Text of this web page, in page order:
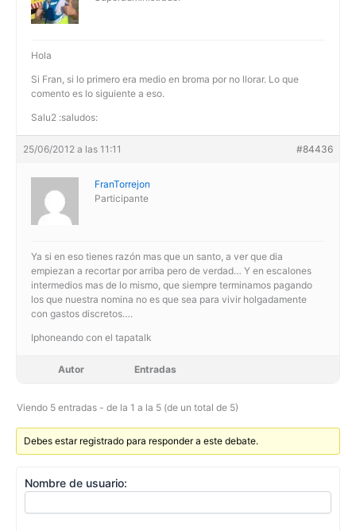
Hola
Si Fran, si lo primero era medio en broma por no llorar. Lo que
comento es lo siguiente a eso.
Salu2 :saludos:
25/06/2012 a las 11:11 #84436
FranTorrejon
Participante
Ya si en eso tienes razón mas que un santo, a ver que dia
empiezan a recortar por arriba pero de verdad… Y en escalones
intermedios mas de lo mismo, que siempre terminamos pagando
los que nuestra nomina no es que sea para vivir holgadamente
con gastos discretos….
Iphoneando con el tapatalk
Autor Entradas
Viendo 5 entradas - de la 1 a la 5 (de un total de 5)
Debes estar registrado para responder a este debate.
Nombre de usuario: